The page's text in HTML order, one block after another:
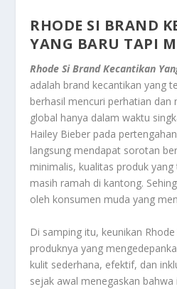
RHODE SI BRAND
YANG BARU TAPI
Rhode Si Brand Kecantikan
adalah brand kecantikan yang
berhasil mencuri perhatian dan
global hanya dalam waktu
Hailey Bieber pada
langsung mendapat sorotan
minimalis, kualitas produk
masih ramah di kantong.
oleh konsumen muda yang
Di samping itu, keunikan
produknya yang
kulit sederhana, efektif, dan
sejak awal menegaskan